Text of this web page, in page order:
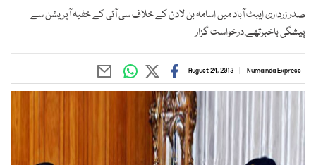
صدر زرداری ایبٹ آباد میں اسامہ بن لادن کے خلاف سی آئی کے خفیہ آپریشن سے
پیشگی باخبرتھے,درخواست گزار
Numainda Express
August 24, 2013